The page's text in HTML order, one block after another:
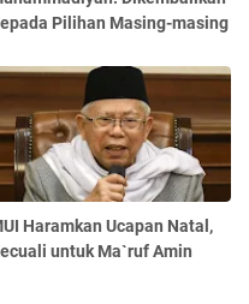
Pilihan Masing-masing
Haramkan Ucapan Natal,
untuk Ma`ruf Amin